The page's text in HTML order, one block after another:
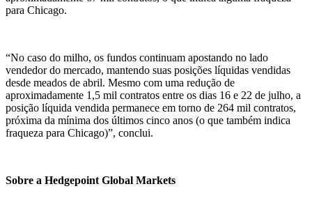
para Chicago.
“No caso do milho, os fundos continuam apostando no lado
vendedor do mercado, mantendo suas posições líquidas vendidas
desde meados de abril. Mesmo com uma redução de
aproximadamente 1,5 mil contratos entre os dias 16 e 22 de julho, a
posição líquida vendida permanece em torno de 264 mil contratos,
próxima da mínima dos últimos cinco anos (o que também indica
fraqueza para Chicago)”, conclui.
Sobre a Hedgepoint Global Markets